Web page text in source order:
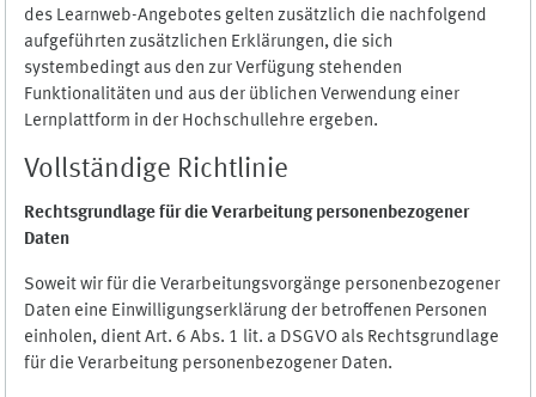
des Learnweb-Angebotes gelten zusätzlich die nachfolgend
aufgeführten zusätzlichen Erklärungen, die sich
systembedingt aus den zur Verfügung stehenden
Funktionalitäten und aus der üblichen Verwendung einer
Lernplattform in der Hochschullehre ergeben.
Vollständige Richtlinie
Rechtsgrundlage für die Verarbeitung personenbezogener
Daten
Soweit wir für die Verarbeitungsvorgänge personenbezogener
Daten eine Einwilligungserklärung der betroffenen Personen
einholen, dient Art. 6 Abs. 1 lit. a DSGVO als Rechtsgrundlage
für die Verarbeitung personenbezogener Daten.